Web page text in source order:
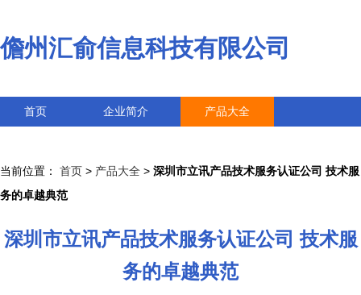
儋州汇俞信息科技有限公司
首页 企业简介 产品大全
当前位置： 首页 > 产品大全 > 深圳市立讯产品技术服务认证公司 技术服
务的卓越典范
深圳市立讯产品技术服务认证公司 技术服
务的卓越典范